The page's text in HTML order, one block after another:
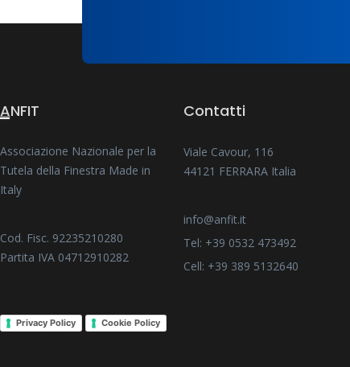
ANFIT
Associazione Nazionale per la
Tutela della Finestra Made in
Italy
Cod. Fisc. 92235210280
Partita IVA 04712910282
Privacy Policy Cookie Policy
Contatti
Viale Cavour, 116
44121 FERRARA Italia
info@anfit.it
Tel: +39 0532 473492
Cell: +39 389 5132640